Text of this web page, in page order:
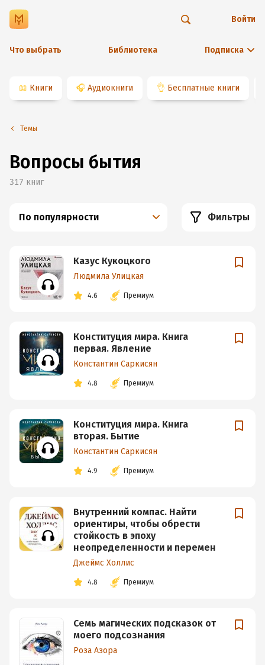
Что выбрать Библиотека Подписка
Войти
📖 Книги 🎧 Аудиокниги 👌 Бесплатные книги
Темы
Вопросы бытия
317 книг
По популярности Фильтры
Казус Кукоцкого
Людмила Улицкая
4.6 Премиум
Конституция мира. Книга
первая. Явление
Константин Саркисян
4.8 Премиум
Конституция мира. Книга
вторая. Бытие
Константин Саркисян
4.9 Премиум
Внутренний компас. Найти
ориентиры, чтобы обрести
стойкость в эпоху
неопределенности и перемен
Джеймс Холлис
4.8 Премиум
Семь магических подсказок от
моего подсознания
Роза Азора